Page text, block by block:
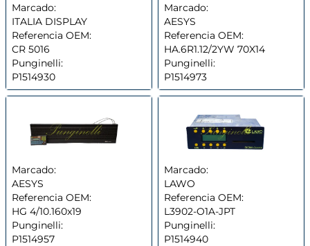
Marcado:
ITALIA DISPLAY
Referencia OEM:
CR 5016
Punginelli:
P1514930
Marcado:
AESYS
Referencia OEM:
HA.6R1.12/2YW 70X14
Punginelli:
P1514973
Marcado:
AESYS
Referencia OEM:
HG 4/10.160x19
Punginelli:
P1514957
Marcado:
LAWO
Referencia OEM:
L3902-O1A-JPT
Punginelli:
P1514940